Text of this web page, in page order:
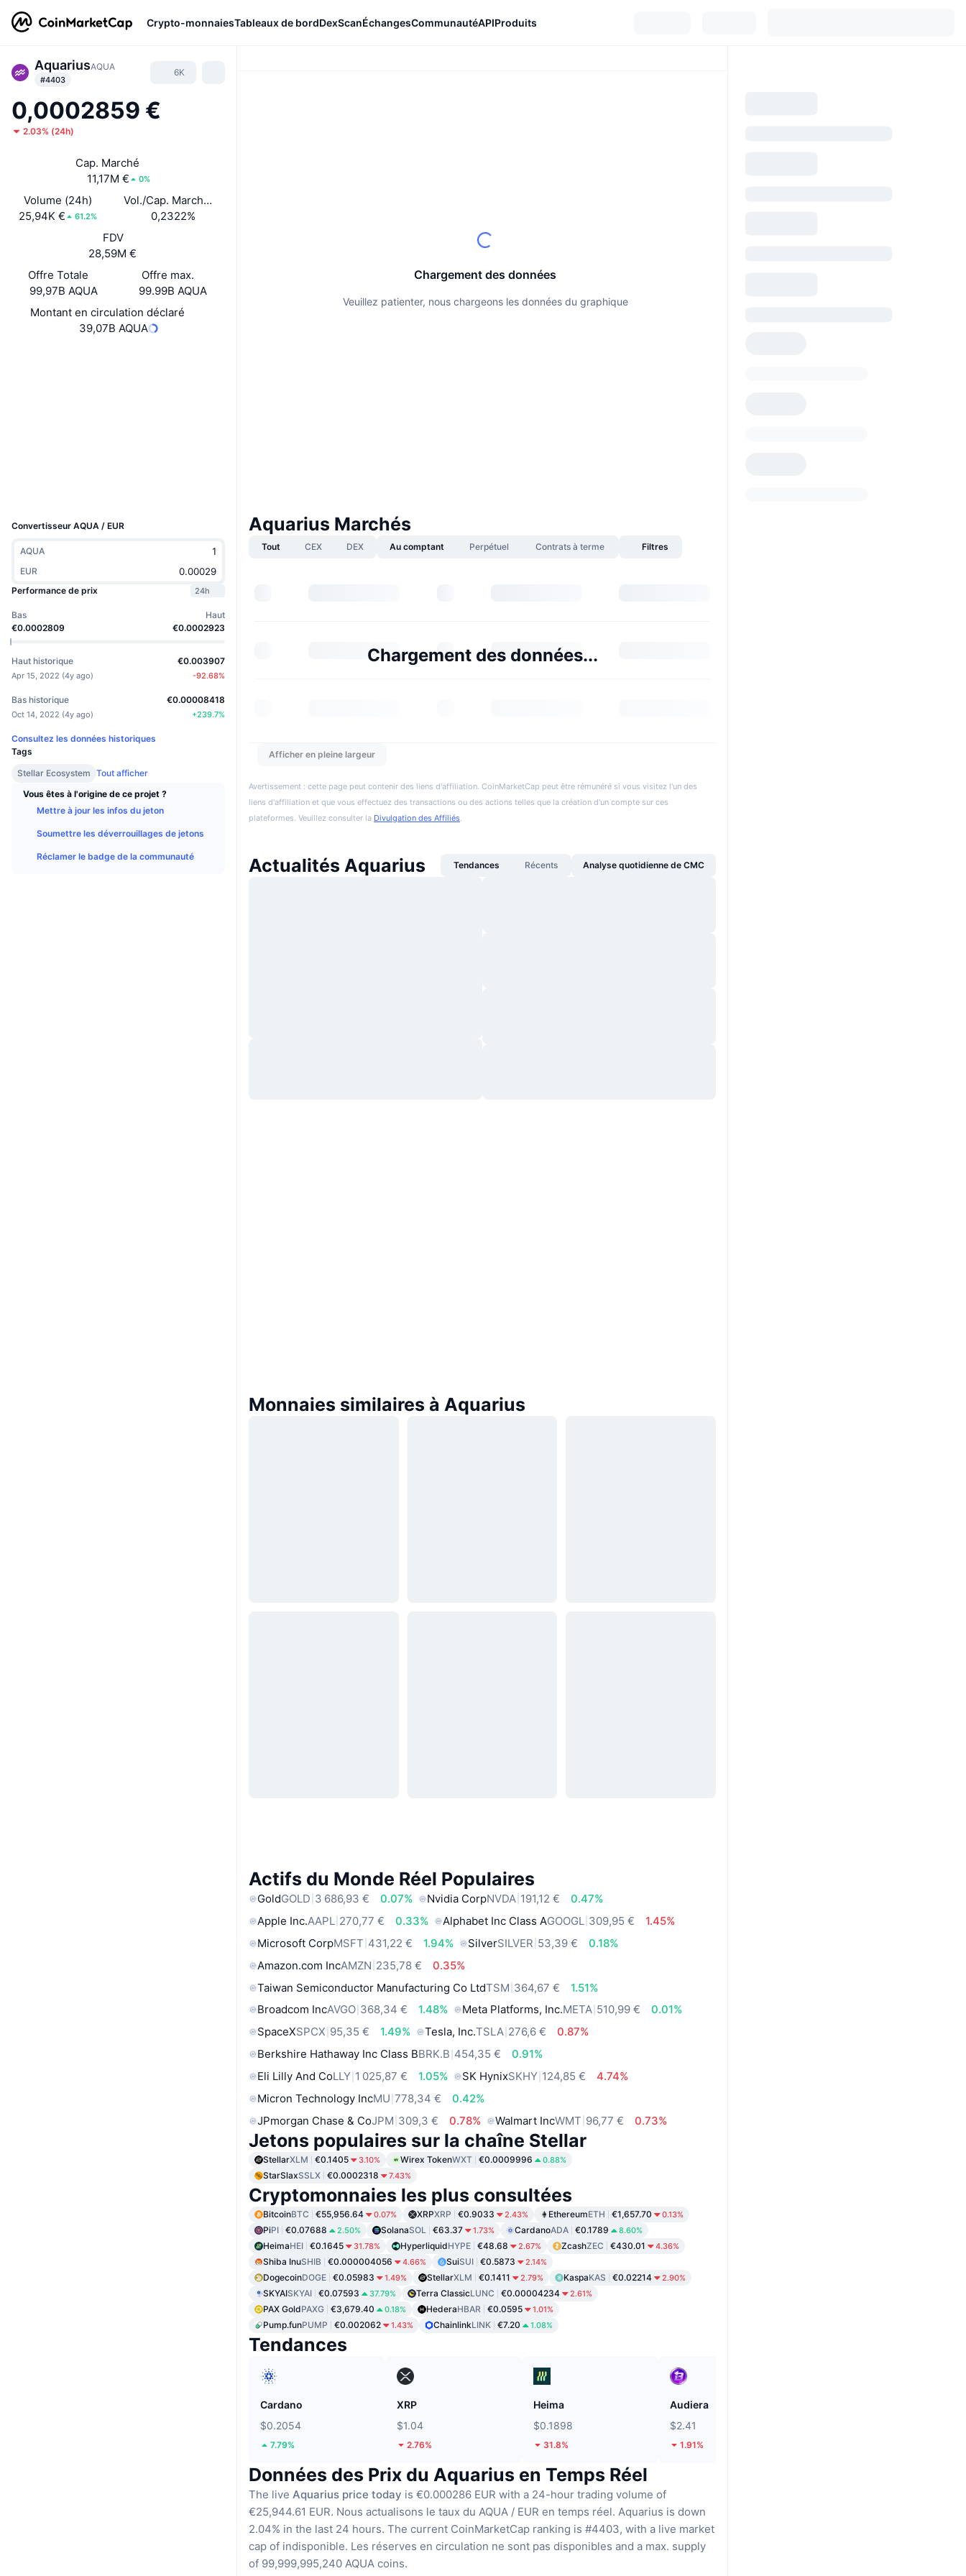
Crypto-monnaiesTableaux de bordDexScanÉchangesCommunautéAPIProduits
AquariusAQUA
#4403
6K
0,0002859 €
2.03% (24h)
Cap. Marché
11,17M €
0%
Volume (24h)
25,94K €
61.2%
Vol./Cap. Marché (24 h)
0,2322%
FDV
28,59M €
Offre Totale
99,97B AQUA
Offre max.
99.99B AQUA
Montant en circulation déclaré
39,07B AQUA
Convertisseur AQUA / EUR
AQUA
EUR
Performance de prix
24h
Bas
€0.0002809
Haut
€0.0002923
Haut historique
Apr 15, 2022 (4y ago)
€0.003907
-92.68%
Bas historique
Oct 14, 2022 (4y ago)
€0.00008418
+239.7%
Consultez les données historiques
Tags
Stellar Ecosystem Tout afficher
Vous êtes à l'origine de ce projet ?
Mettre à jour les infos du jeton
Soumettre les déverrouillages de jetons
Réclamer le badge de la communauté
Chargement des données
Veuillez patienter, nous chargeons les données du graphique
Aquarius Marchés
Tout CEX DEX Au comptant Perpétuel Contrats à terme Filtres
Chargement des données...
Afficher en pleine largeur
Avertissement : cette page peut contenir des liens d'affiliation. CoinMarketCap peut être rémunéré si vous visitez l'un des
liens d'affiliation et que vous effectuez des transactions ou des actions telles que la création d'un compte sur ces
plateformes. Veuillez consulter la Divulgation des Affiliés.
Actualités Aquarius Tendances Récents Analyse quotidienne de CMC
Monnaies similaires à Aquarius
Actifs du Monde Réel Populaires
GoldGOLD 3 686,93 € 0.07% Nvidia CorpNVDA 191,12 €
0.47%
Apple Inc.AAPL 270,77 € 0.33% Alphabet Inc Class AGOOGL 309,95 €
1.45%
Microsoft CorpMSFT 431,22 € 1.94% SilverSILVER 53,39 €
0.18%
Amazon.com IncAMZN 235,78 €
0.35%
Taiwan Semiconductor Manufacturing Co LtdTSM 364,67 €
1.51%
Broadcom IncAVGO 368,34 € 1.48% Meta Platforms, Inc.META 510,99 €
0.01%
SpaceXSPCX 95,35 € 1.49% Tesla, Inc.TSLA 276,6 €
0.87%
Berkshire Hathaway Inc Class BBRK.B 454,35 €
0.91%
Eli Lilly And CoLLY 1 025,87 € 1.05% SK HynixSKHY 124,85 €
4.74%
Micron Technology IncMU 778,34 €
0.42%
JPmorgan Chase & CoJPM 309,3 € 0.78% Walmart IncWMT 96,77 € 0.73%
Jetons populaires sur la chaîne Stellar
StellarXLM €0.1405 3.10% Wirex TokenWXT €0.0009996 0.88%
StarSlaxSSLX €0.0002318 7.43%
Cryptomonnaies les plus consultées
BitcoinBTC €55,956.64 0.07% XRPXRP €0.9033 2.43% EthereumETH €1,657.70 0.13%
PiPI €0.07688 2.50% SolanaSOL €63.37 1.73% CardanoADA €0.1789 8.60%
HeimaHEI €0.1645 31.78% HyperliquidHYPE €48.68 2.67% ZcashZEC €430.01 4.36%
Shiba InuSHIB €0.000004056 4.66% SuiSUI €0.5873 2.14%
DogecoinDOGE €0.05983 1.49% StellarXLM €0.1411 2.79% KaspaKAS €0.02214 2.90%
SKYAISKYAI €0.07593 37.79% Terra ClassicLUNC €0.00004234 2.61%
PAX GoldPAXG €3,679.40 0.18% HederaHBAR €0.0595 1.01%
Pump.funPUMP €0.002062 1.43% ChainlinkLINK €7.20 1.08%
Tendances
Cardano
$0.2054
7.79%
XRP
$1.04
2.76%
Heima
$0.1898
31.8%
Audiera
$2.41
1.91%
Données des Prix du Aquarius en Temps Réel
The live Aquarius price today is €0.000286 EUR with a 24-hour trading volume of
€25,944.61 EUR. Nous actualisons le taux du AQUA / EUR en temps réel. Aquarius is down
2.04% in the last 24 hours. The current CoinMarketCap ranking is #4403, with a live market
cap of indisponible. Les réserves en circulation ne sont pas disponibles and a max. supply
of 99,999,995,240 AQUA coins.